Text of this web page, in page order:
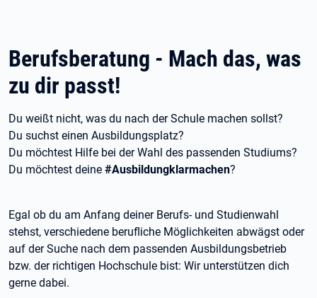
Berufsberatung - Mach das, was
zu dir passt!
Du weißt nicht, was du nach der Schule machen sollst?
Du suchst einen Ausbildungsplatz?
Du möchtest Hilfe bei der Wahl des passenden Studiums?
Du möchtest deine #Ausbildungklarmachen?
Egal ob du am Anfang deiner Berufs- und Studienwahl
stehst, verschiedene berufliche Möglichkeiten abwägst oder
auf der Suche nach dem passenden Ausbildungsbetrieb
bzw. der richtigen Hochschule bist: Wir unterstützen dich
gerne dabei.